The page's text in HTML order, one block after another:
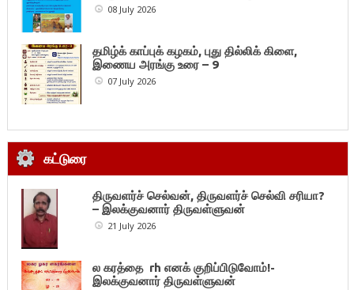
08 July 2026
தமிழ்க் காப்புக் கழகம், புது தில்லிக் கிளை,
இணைய அரங்கு உரை – 9
07 July 2026
கட்டுரை
திருவளர்ச் செல்வன், திருவளர்ச் செல்வி சரியா?
– இலக்குவனார் திருவள்ளுவன்
21 July 2026
ல கரத்தை rh எனக் குறிப்பிடுவோம்!-
இலக்குவனார் திருவள்ளுவன்